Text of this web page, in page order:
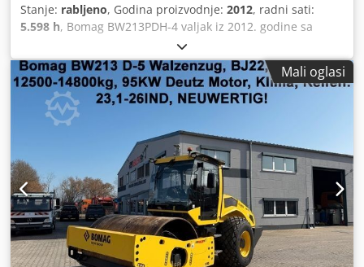
Stanje: rabljeno, Godina proizvodnje: 2012, radni sati:
5.598 h, Bomag BW213PDH-4 valjak iz 2012. godine sa
samo 5.598 radnih sati! ---- * Proizvođač: Bomag * Tip:
BW213PDH-4 * Godina proizvodnje: 2012 * Očitani radni
sati: cca 5.598 * Radna masa: 13.100 kg * Klima uređaj *
Njemački stroj * 119 kW * Deutz dizel motor * Dodatne
fotografije i video dostupni na upit Crjdpfx Absyt Uiregjf *
Cijena: 39.900 EUR, neto + 19% PDV-a ---- Za dodatna
pitanja molimo nazvati: For more questions please call:
Erik Kortum: WhatsApp Kai Kortum: WhatsApp Sve
informacije bez jamstva, uz mogućnost pogreške i
prethodne prodaje.
Mali oglasi